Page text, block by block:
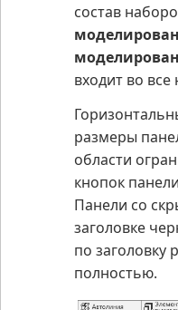
состав
входит во
размеры
области
кнопок
Панели со
заголовке
по заголовку
полностью.